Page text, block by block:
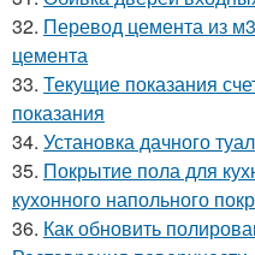
32. Перевод цемента из
цемента
33. Текущие показания
показания
34. Установка дачного
35. Покрытие пола для
кухонного напольного
36. Как обновить